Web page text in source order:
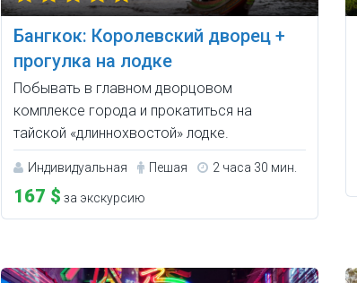
Бангкок: Королевский дворец +
прогулка на лодке
Побывать в главном дворцовом
комплексе города и прокатиться на
тайской «длиннохвостой» лодке.
Индивидуальная Пешая 2 часа 30 мин.
167 $ за экскурсию